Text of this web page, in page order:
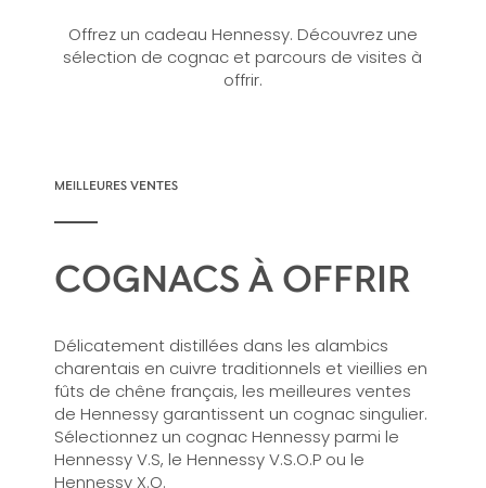
Offrez un cadeau Hennessy. Découvrez une
sélection de cognac et parcours de visites à
offrir.
MEILLEURES VENTES
COGNACS À OFFRIR
Délicatement distillées dans les alambics
charentais en cuivre traditionnels et vieillies en
fûts de chêne français, les meilleures ventes
de Hennessy garantissent un cognac singulier.
Sélectionnez un cognac Hennessy parmi le
Hennessy V.S, le Hennessy V.S.O.P ou le
Hennessy X.O.